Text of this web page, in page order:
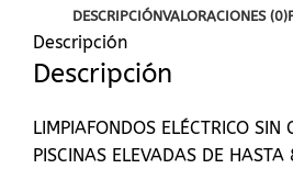
DESCRIPCIÓNVALORACIONES (0)
Descripción
Descripción
LIMPIAFONDOS ELÉCTRICO SIN
PISCINAS ELEVADAS DE HASTA